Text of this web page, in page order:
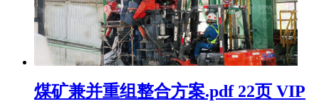
煤矿兼并重组整合方案.pdf 22页 VIP